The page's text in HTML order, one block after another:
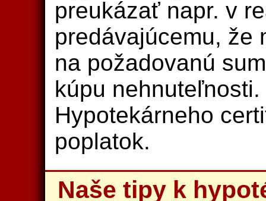
preukázať napr. v
predávajúcemu, že
na požadovanú
kúpu
Hypotekárneho
poplatok.
Naše tipy k